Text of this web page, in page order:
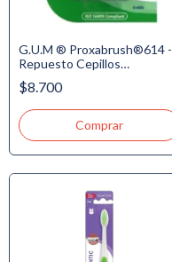
G.U.M ® Proxabrush®614 -
Repuesto Cepillos
Interdentales - 3 - Mediano
Cónico - 1.6mm x 8u.
$8.700